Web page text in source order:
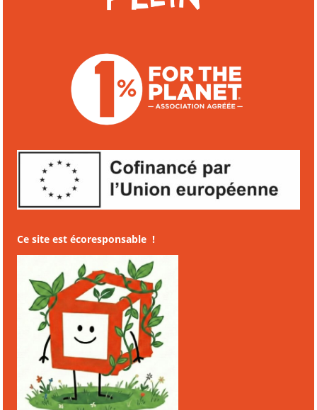
Ce site est écoresponsable !